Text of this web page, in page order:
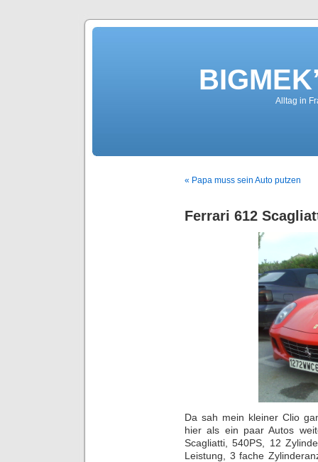
Alltag in
« Papa muss sein Auto putzen
Ferrari 612
Da sah mein kleiner Clio
hier als ein paar Autos
Scagliatti, 540PS, 12
Leistung, 3 fache